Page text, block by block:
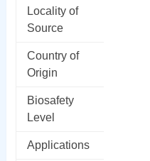
Locality of
Source
Country of
Origin
Biosafety
Level
Applications